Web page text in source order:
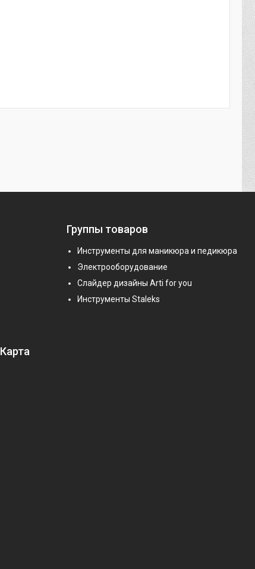
Группы товаров
Инструменты для маникюра и педикюра
Электрооборудование
Слайдер дизайны Arti for you
Инструменты Staleks
Карта